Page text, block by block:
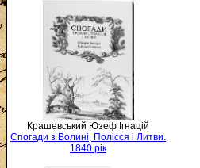
Крашевський Юзеф Ігнацій
Спогади з Волині, Полісся і Литви.
1840 рік